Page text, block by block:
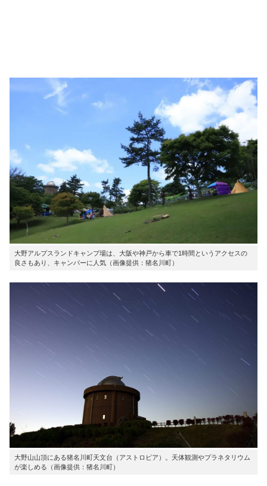
大野アルプスランドキャンプ場は、大阪や神戸から車で1時間というアクセスの
良さもあり、キャンパーに人気（画像提供：猪名川町）
大野山山頂にある猪名川町天文台（アストロピア）。天体観測やプラネタリウム
が楽しめる（画像提供：猪名川町）